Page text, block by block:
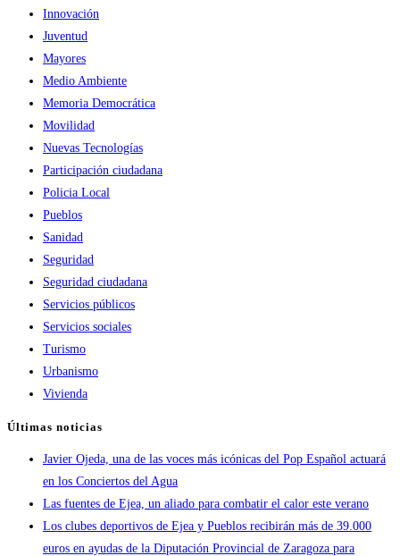
Innovación
Juventud
Mayores
Medio Ambiente
Memoria Democrática
Movilidad
Nuevas Tecnologías
Participación ciudadana
Policia Local
Pueblos
Sanidad
Seguridad
Seguridad ciudadana
Servicios públicos
Servicios sociales
Turismo
Urbanismo
Vivienda
Últimas noticias
Javier Ojeda, una de las voces más icónicas del Pop Español actuará
en los Conciertos del Agua
Las fuentes de Ejea, un aliado para combatir el calor este verano
Los clubes deportivos de Ejea y Pueblos recibirán más de 39.000
euros en ayudas de la Diputación Provincial de Zaragoza para